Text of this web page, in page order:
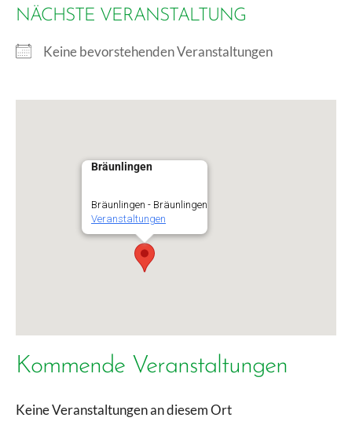
NÄCHSTE VERANSTALTUNG
Keine bevorstehenden Veranstaltungen
Bräunlingen
Bräunlingen - Bräunlingen
Veranstaltungen
Kommende Veranstaltungen
Keine Veranstaltungen an diesem Ort